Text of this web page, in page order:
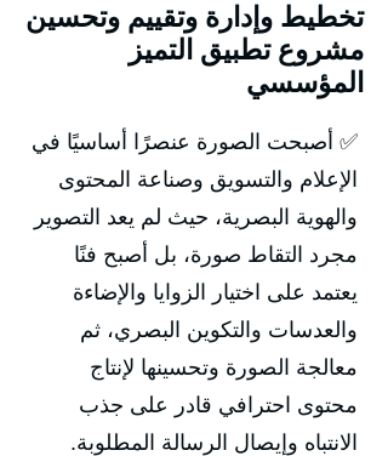
تخطيط وإدارة وتقييم وتحسين
مشروع تطبيق التميز
المؤسسي
✅ أصبحت الصورة عنصرًا أساسيًا في
الإعلام والتسويق وصناعة المحتوى
والهوية البصرية، حيث لم يعد التصوير
مجرد التقاط صورة، بل أصبح فنًا
يعتمد على اختيار الزوايا والإضاءة
والعدسات والتكوين البصري، ثم
معالجة الصورة وتحسينها لإنتاج
محتوى احترافي قادر على جذب
الانتباه وإيصال الرسالة المطلوبة.